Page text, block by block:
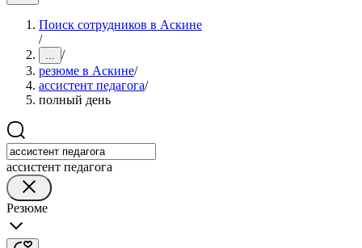
Поиск сотрудников в Аскине
/
... /
резюме в Аскине/
ассистент педагога/
полный день
ассистент педагога
Резюме